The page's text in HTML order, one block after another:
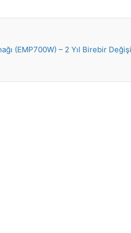
(EMP700W) – 2 Yıl Birebir